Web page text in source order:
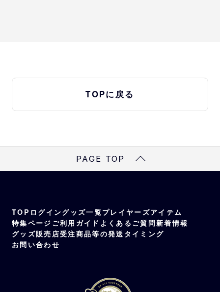
TOPに戻る
PAGE TOP
TOP ログイングッズ一覧プレイヤーズアイテム
特集ページ ご利用ガイド よくあるご質問新着情報
グッズ販売店受注商品等の発送タイミング
お問い合わせ